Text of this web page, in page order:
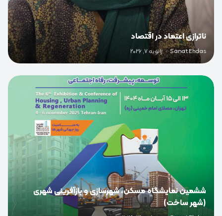
ناترازی اعتماد در اقتصاد
Sanat Ehdas
· ژانویه 7, 2026
0
ششمین نمایشگاه مسکن، شهرسازی و بازآفرینی شهری
(شهر ساخت)